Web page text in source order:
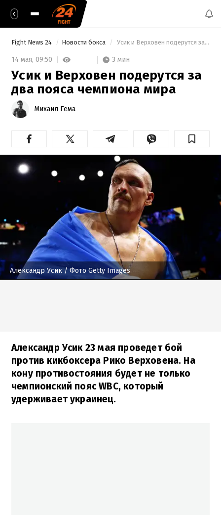
Fight News 24 Новости бокса Усик и Верховен подерутся за два пояса чемпиона мира
14 мая, 09:50 3 мин
Усик и Верховен подерутся за
два пояса чемпиона мира
Михаил Гема
Александр Усик / Фото Getty Images
Александр Усик 23 мая проведет бой
против кикбоксера Рико Верховена. На
кону противостояния будет не только
чемпионский пояс WBC, который
удерживает украинец.